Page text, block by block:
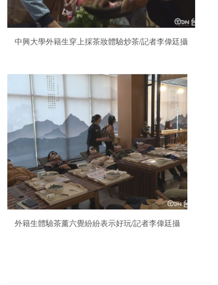
中興大學外籍生穿上採茶妝體驗炒茶/記者李偉廷攝
外籍生體驗茶薰六覺紛紛表示好玩/記者李偉廷攝